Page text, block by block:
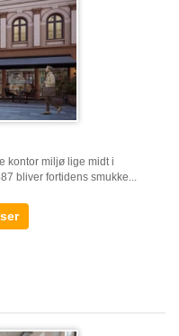
kontor miljø lige midt i
bliver fortidens smukke...